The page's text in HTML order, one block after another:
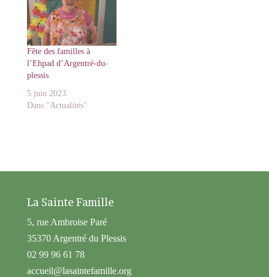
Fête des familles à
l’Ehpad d’Argentré-du-
plessis
5 juin 2023
Dans "Actualités"
La Sainte Famille
5, rue Ambroise Paré
35370 Argentré du Plessis
02 99 96 61 78
accueil@lasaintefamille.org